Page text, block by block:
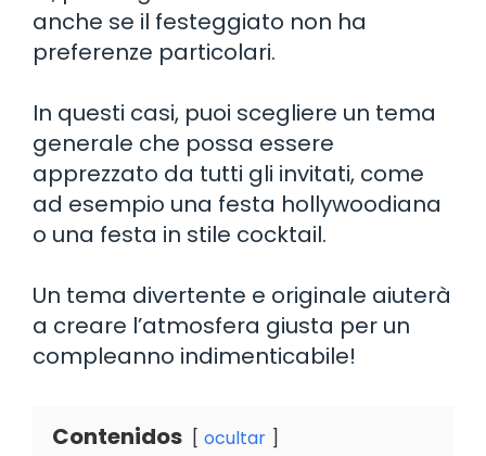
anche se il festeggiato non ha
preferenze particolari.
In questi casi, puoi scegliere un tema
generale che possa essere
apprezzato da tutti gli invitati, come
ad esempio una festa hollywoodiana
o una festa in stile cocktail.
Un tema divertente e originale aiuterà
a creare l’atmosfera giusta per un
compleanno indimenticabile!
Contenidos ocultar